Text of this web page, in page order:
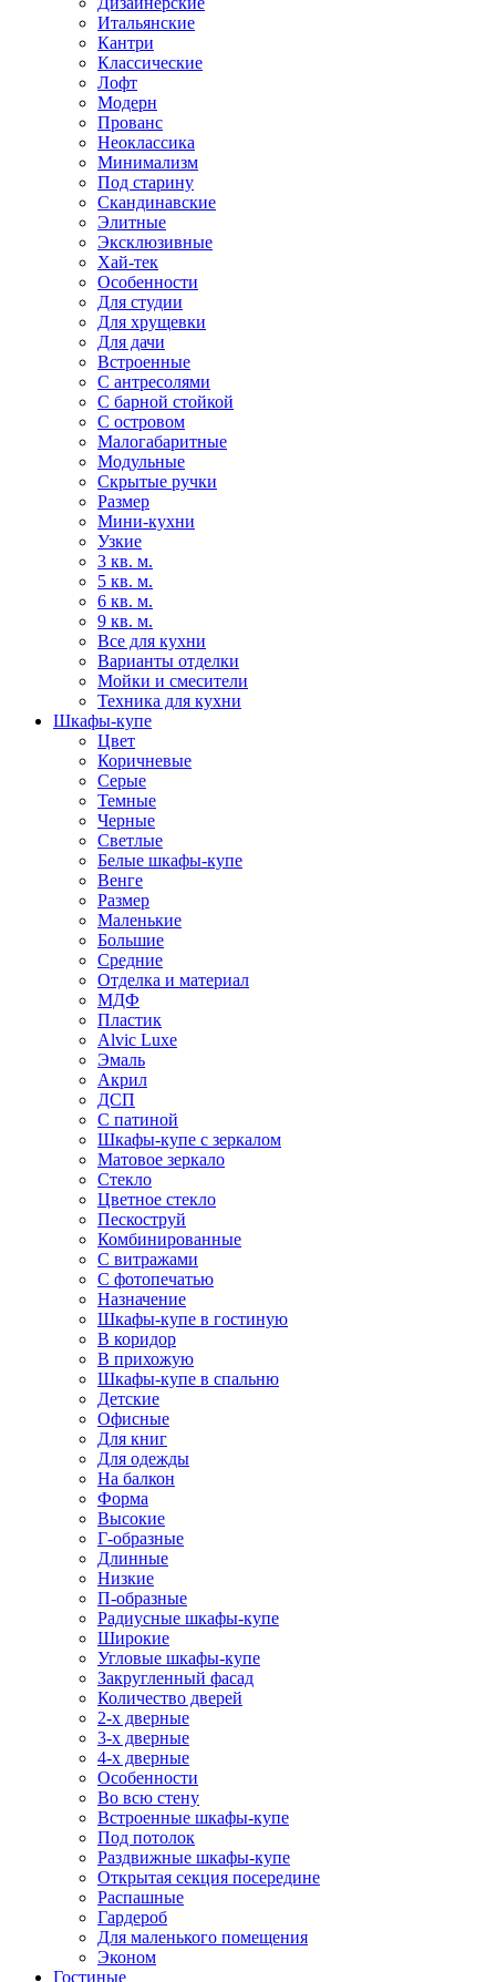
Итальянские
Кантри
Классические
Лофт
Модерн
Прованс
Неоклассика
Минимализм
Под старину
Скандинавские
Элитные
Эксклюзивные
Хай-тек
Особенности
Для студии
Для хрущевки
Для дачи
Встроенные
С антресолями
С барной стойкой
С островом
Малогабаритные
Модульные
Скрытые ручки
Размер
Мини-кухни
Узкие
3 кв. м.
5 кв. м.
6 кв. м.
9 кв. м.
Все для кухни
Варианты отделки
Мойки и смесители
Техника для кухни
Шкафы-купе
Цвет
Коричневые
Серые
Темные
Черные
Светлые
Белые шкафы-купе
Венге
Размер
Маленькие
Большие
Средние
Отделка и материал
МДФ
Пластик
Alvic Luxe
Эмаль
Акрил
ДСП
С патиной
Шкафы-купе с зеркалом
Матовое зеркало
Стекло
Цветное стекло
Пескоструй
Комбинированные
С витражами
С фотопечатью
Назначение
Шкафы-купе в гостиную
В коридор
В прихожую
Шкафы-купе в спальню
Детские
Офисные
Для книг
Для одежды
На балкон
Форма
Высокие
Г-образные
Длинные
Низкие
П-образные
Радиусные шкафы-купе
Широкие
Угловые шкафы-купе
Закругленный фасад
Количество дверей
2-х дверные
3-х дверные
4-х дверные
Особенности
Во всю стену
Встроенные шкафы-купе
Под потолок
Раздвижные шкафы-купе
Открытая секция посередине
Распашные
Гардероб
Для маленького помещения
Эконом
Гостиные